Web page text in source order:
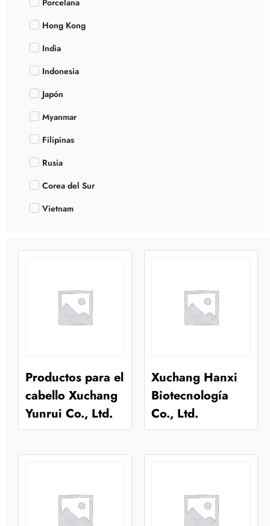
Porcelana
Hong Kong
India
Indonesia
Japón
Myanmar
Filipinas
Rusia
Corea del Sur
Vietnam
Productos para el
cabello Xuchang
Yunrui Co., Ltd.
Xuchang Hanxi
Biotecnología
Co., Ltd.